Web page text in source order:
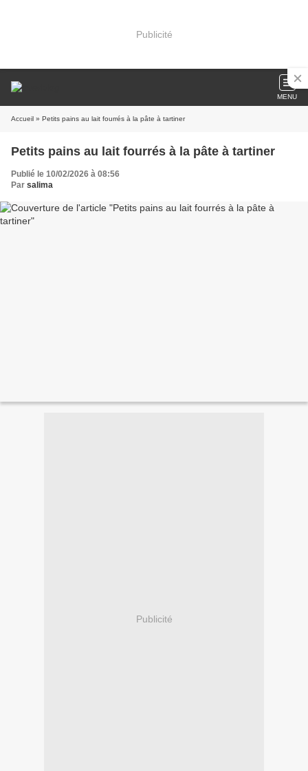
Publicité
MENU
Accueil » Petits pains au lait fourrés à la pâte à tartiner
Petits pains au lait fourrés à la pâte à tartiner
Publié le 10/02/2026 à 08:56
Par salima
Publicité